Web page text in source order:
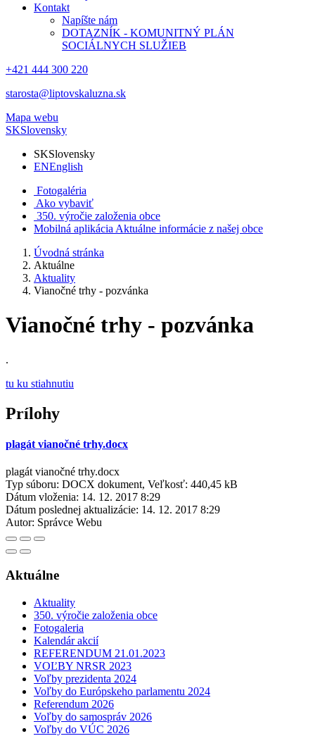
Kontakt
Napíšte nám
DOTAZNÍK - KOMUNITNÝ PLÁN
SOCIÁLNYCH SLUŽIEB
+421 444 300 220
starosta@liptovskaluzna.sk
Mapa webu
SKSlovensky
SKSlovensky
ENEnglish
Fotogaléria
Ako vybaviť
350. výročie založenia obce
Mobilná aplikácia Aktuálne informácie z našej obce
Úvodná stránka
Aktuálne
Aktuality
Vianočné trhy - pozvánka
Vianočné trhy - pozvánka
.
tu ku stiahnutiu
Prílohy
plagát vianočné trhy.docx
plagát vianočné trhy.docx
Typ súboru: DOCX dokument, Veľkosť: 440,45 kB
Dátum vloženia: 14. 12. 2017 8:29
Dátum poslednej aktualizácie: 14. 12. 2017 8:29
Autor: Správce Webu
Aktuálne
Aktuality
350. výročie založenia obce
Fotogaleria
Kalendár akcií
REFERENDUM 21.01.2023
VOĽBY NRSR 2023
Voľby prezidenta 2024
Voľby do Európskeho parlamentu 2024
Referendum 2026
Voľby do samospráv 2026
Voľby do VÚC 2026